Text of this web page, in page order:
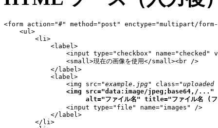
<form action="#" method="post" enctype="multipart/
    <ul>
        <li>
            <label>
<input type="checkbox" name="checked"
                <small>現在の画像を使用</small><br />
            </label>
            <label>
                <img src="
example.jpg" class="uploaded
<img src="data:image/jpeg;base64,/..."
alt="ファイル名" title="ファイル名 (
                <input type="file" name="images" />
            </label>
        </li>